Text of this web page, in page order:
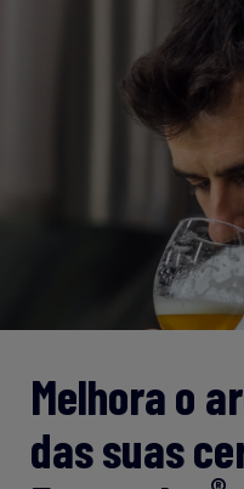
Melhora o
das suas